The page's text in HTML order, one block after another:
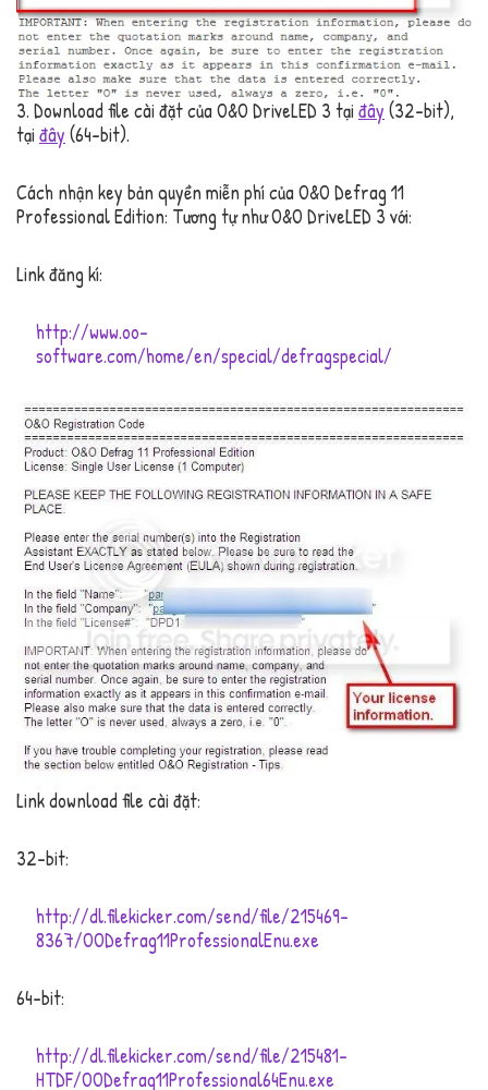
3. Download file cài đặt của O&O DriveLED 3 tại đây (32-bit),
tại đây (64-bit).
Cách nhận key bản quyền miễn phí của O&O Defrag 11
Professional Edition: Tương tự như O&O DriveLED 3 với:
Link đăng kí:
http://www.oo-
software.com/home/en/special/defragspecial/
Link download file cài đặt:
32-bit:
http://dl.filekicker.com/send/file/215469-
8367/OODefrag11ProfessionalEnu.exe
64-bit:
http://dl.filekicker.com/send/file/215481-
HTDF/OODefrag11Professional64Enu.exe